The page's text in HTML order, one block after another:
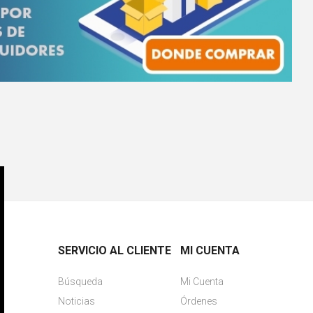
SERVICIO AL CLIENTE
Búsqueda
Noticias
MI CUENTA
Mi Cuenta
Órdenes